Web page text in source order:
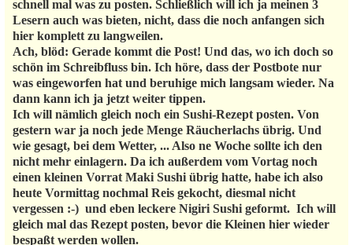
schnell mal was zu posten. Schließlich will ich ja meinen 3
Lesern auch was bieten, nicht, dass die noch anfangen sich
hier komplett zu langweilen.
Ach, blöd: Gerade kommt die Post! Und das, wo ich doch so
schön im Schreibfluss bin. Ich höre, dass der Postbote nur
was eingeworfen hat und beruhige mich langsam wieder. Na
dann kann ich ja jetzt weiter tippen.
Ich will nämlich gleich noch ein Sushi-Rezept posten. Von
gestern war ja noch jede Menge Räucherlachs übrig. Und
wie gesagt, bei dem Wetter, ... Also ne Woche sollte ich den
nicht mehr einlagern. Da ich außerdem vom Vortag noch
einen kleinen Vorrat Maki Sushi übrig hatte, habe ich also
heute Vormittag nochmal Reis gekocht, diesmal nicht
vergessen :-) und eben leckere Nigiri Sushi geformt. Ich will
gleich mal das Rezept posten, bevor die Kleinen hier wieder
bespaßt werden wollen.